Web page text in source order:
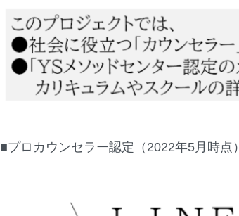
■プロカウンセラー認定（2022年5月時